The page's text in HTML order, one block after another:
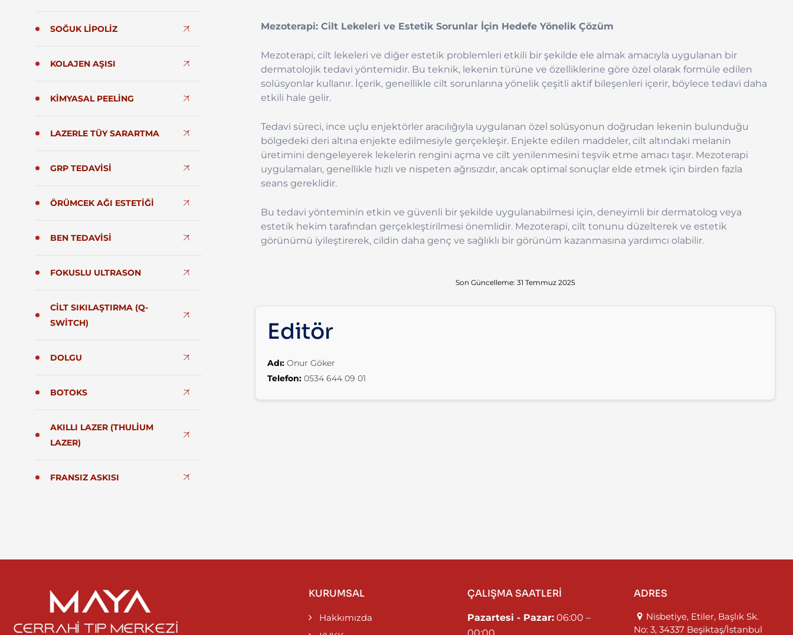
Mezoterapi: Cilt Lekeleri ve Estetik Sorunlar İçin Hedefe Yönelik Çözüm
Mezoterapi, cilt lekeleri ve diğer estetik problemleri etkili bir şekilde ele almak amacıyla uygulanan bir
dermatolojik tedavi yöntemidir. Bu teknik, lekenin türüne ve özelliklerine göre özel olarak formüle edilen
solüsyonlar kullanır. İçerik, genellikle cilt sorunlarına yönelik çeşitli aktif bileşenleri içerir, böylece tedavi daha
etkili hale gelir.
Tedavi süreci, ince uçlu enjektörler aracılığıyla uygulanan özel solüsyonun doğrudan lekenin bulunduğu
bölgedeki deri altına enjekte edilmesiyle gerçekleşir. Enjekte edilen maddeler, cilt altındaki melanin
üretimini dengeleyerek lekelerin rengini açma ve cilt yenilenmesini teşvik etme amacı taşır. Mezoterapi
uygulamaları, genellikle hızlı ve nispeten ağrısızdır, ancak optimal sonuçlar elde etmek için birden fazla
seans gereklidir.
Bu tedavi yönteminin etkin ve güvenli bir şekilde uygulanabilmesi için, deneyimli bir dermatolog veya
estetik hekim tarafından gerçekleştirilmesi önemlidir. Mezoterapi, cilt tonunu düzelterek ve estetik
görünümü iyileştirerek, cildin daha genç ve sağlıklı bir görünüm kazanmasına yardımcı olabilir.
Son Güncelleme: 31 Temmuz 2025
Editör
Adı: Onur Göker
Telefon: 0534 644 09 01
SOĞUK LIPOLIZ
KOLAJEN AŞISI
KIMYASAL PEELING
LAZERLE TÜY SARARTMA
GRP TEDAVISI
ÖRÜMCEK AĞI ESTETIĞI
BEN TEDAVISI
FOKUSLU ULTRASON
CILT SIKILAŞTIRMA (Q-
SWITCH)
DOLGU
BOTOKS
AKILLI LAZER (THULIUM
LAZER)
FRANSIZ ASKISI
KURUMSAL
Hakkımızda
ÇALIŞMA SAATLERİ
Pazartesi - Pazar:06:00 –
ADRES
Nisbetiye, Etiler, Başlık Sk.
No: 3, 34337 Beşiktaş/İstanbul